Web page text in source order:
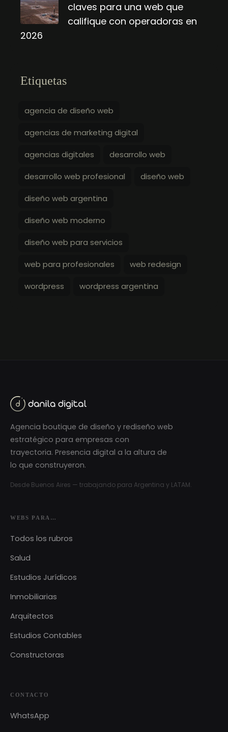
claves para una web que
califique con operadoras en
2026
Etiquetas
agencia de diseño web
agencias de marketing digital
agencias digitales desarrollo web
desarrollo web profesional diseño web
diseño web argentina
diseño web moderno
diseño web para servicios
web para profesionales web redesign
wordpress wordpress argentina
Agencia boutique de diseño y rediseño web
estratégico para empresas con
trayectoria. Presencia digital a la altura de
lo que construyeron.
Desde Buenos Aires — trabajando para Argentina y LATAM.
WEBS PARA…
Todos los rubros
Salud
Estudios Jurídicos
Inmobiliarias
Arquitectos
Estudios Contables
Constructoras
CONTACTO
WhatsApp